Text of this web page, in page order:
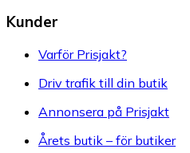
Kunder
Varför Prisjakt?
Driv trafik till din butik
Annonsera på Prisjakt
Årets butik – för butiker